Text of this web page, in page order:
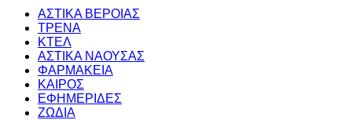
ΑΣΤΙΚΑ ΒΕΡΟΙΑΣ
ΤΡΕΝΑ
ΚΤΕΛ
ΑΣΤΙΚΑ ΝΑΟΥΣΑΣ
ΦΑΡΜΑΚΕΙΑ
ΚΑΙΡΟΣ
ΕΦΗΜΕΡΙΔΕΣ
ΖΩΔΙΑ